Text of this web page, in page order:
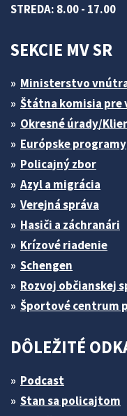
STREDA: 8.00 - 17.00
SEKCIE MV SR
Ministerstvo vnútra
Štátna komisia pre
Okresné úrady/
Európske programy
Policajný zbor
Azyl a migrácia
Verejná správa
Hasiči a záchranári
Krízové riadenie
Schengen
Rozvoj občianskej
Športové centrum
DÔLEŽITÉ
Podcast
Stan sa policajtom